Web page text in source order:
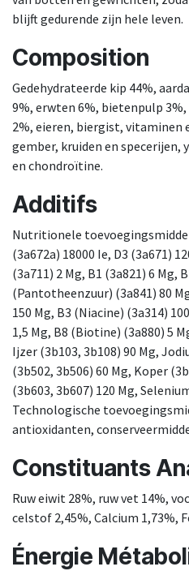
blijft gedurende zijn hele leven.
Composition
Gedehydrateerde kip 44%,
9%, erwten 6%, bietenpulp
2%, eieren, biergist, vitaminen
gember, kruiden en specerijen,
en chondroïtine.
Additifs
Nutritionele
(3a672a) 18000 Ie, D3 (3a671)
(3a711) 2 Mg, B1 (3a821) 6 Mg,
(Pantotheenzuur) (3a841) 80
150 Mg, B3 (Niacine) (3a314)
1,5 Mg, B8 (Biotine) (3a880) 5
Ijzer (3b103, 3b108) 90 Mg,
(3b502, 3b506) 60 Mg, Koper
(3b603, 3b607) 120 Mg,
Technologische
antioxidanten,
Constituants
Ruw eiwit 28%, ruw vet 14%,
celstof 2,45%, Calcium 1,73%,
Énergie